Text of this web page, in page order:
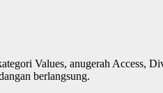
Values, anugerah Access,
berlangsung.